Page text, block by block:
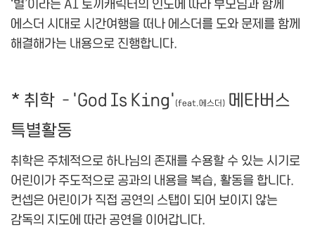
에스더 시대로 시간여행을 떠나 에스더를 도와 문제를 함께
해결해가는 내용으로 진행합니다.
* 취학 – 'God Is King'(feat.에스더) 메타버스
특별활동
취학은 주체적으로 하나님의 존재를 수용할 수 있는 시기로
어린이가 주도적으로 공과의 내용을 복습, 활동을 합니다.
컨셉은 어린이가 직접 공연의 스탭이 되어 보이지 않는
감독의 지도에 따라 공연을 이어갑니다.